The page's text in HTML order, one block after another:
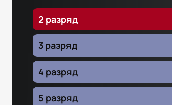
2 разряд
3 разряд
4 разряд
5 разряд